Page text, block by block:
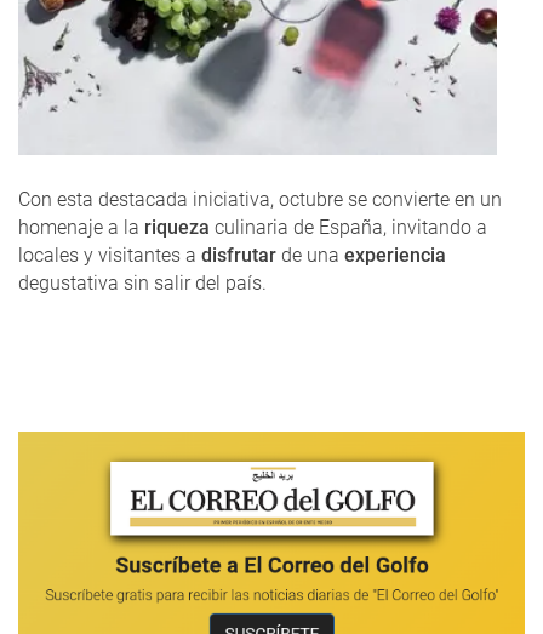
Con esta destacada iniciativa, octubre se convierte en un
homenaje a la riqueza culinaria de España, invitando a
locales y visitantes a disfrutar de una experiencia
degustativa sin salir del país.